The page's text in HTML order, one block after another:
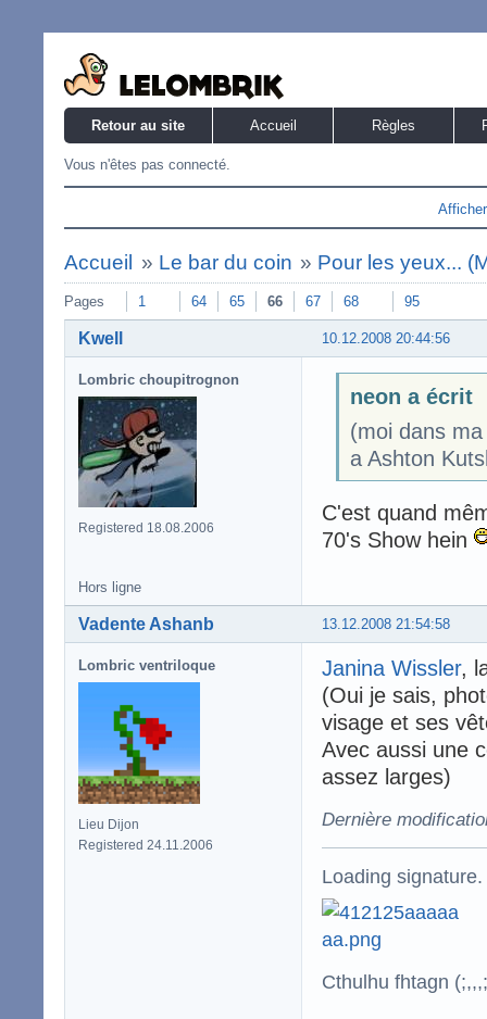
Retour au site Accueil Règles
Vous n'êtes pas connecté.
Accueil » Le bar du coin » Pour les yeux...
Pages 1 64 65 66 67 68 95
10.12.2008 20:44:56
Kwell
Lombric choupitrognon
Registered 18.08.2006
neon a écrit
(moi dans
a Ashton
C'est quand
70's Show hein
Hors ligne
13.12.2008 21:54:58
Vadente Ashanb
Lombric ventriloque
Lieu Dijon
Registered 24.11.2006
Janina Wissler,
(Oui je sais,
visage et ses
Avec aussi une
assez larges)
Dernière
Loading signature.
Cthulhu fhtagn